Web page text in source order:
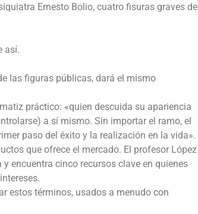
Ernesto Bolio, cuatro fisuras graves de
así.
las figuras públicas, dará el mismo
práctico: «quien descuida su apariencia
a sí mismo. Sin importar el ramo, el
paso del éxito y la realización en la vida».
que ofrece el mercado. El profesor López
encuentra cinco recursos clave en quienes
estos términos, usados a menudo con